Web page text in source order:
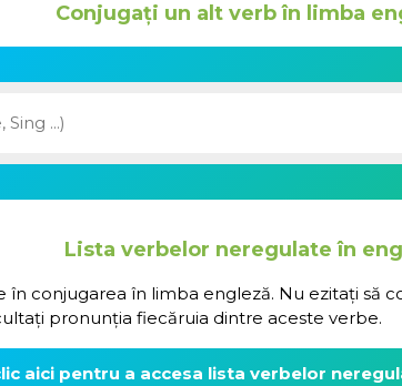
Conjugați un alt verb în limba
Lista verbelor neregulate în
conjugarea în limba engleză. Nu ezitați să
pronunția fiecăruia dintre aceste verbe.
aici pentru a accesa lista verbelor